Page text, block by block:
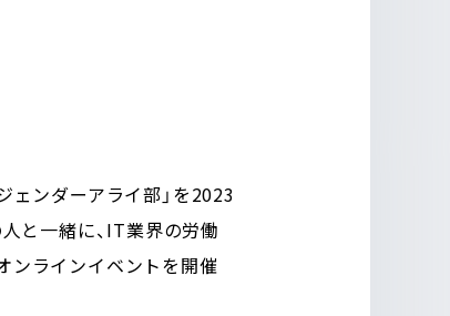
ェンダーアライ部」を2023
と一緒に、IT業界の労働
ンラインイベントを開催